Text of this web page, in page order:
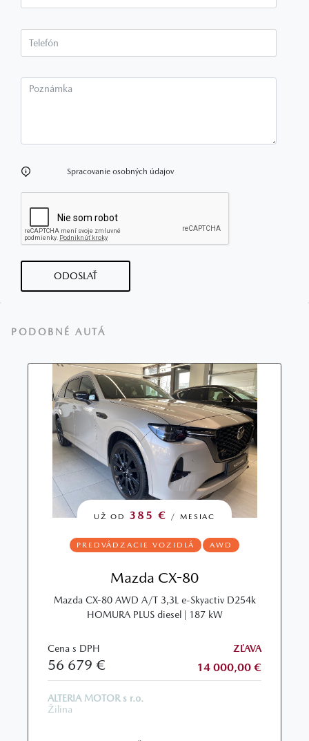
Spracovanie osobných údajov
ODOSLAŤ
PODOBNÉ AUTÁ
UŽ OD 385 € / MESIAC
PREDVÁDZACIE VOZIDLÁ AWD
Mazda CX-80
Mazda CX-80 AWD A/T 3,3L e-Skyactiv D254k
HOMURA PLUS diesel | 187 kW
Cena s DPH
56 679 €
ZĽAVA
14 000,00 €
ALTERIA MOTOR s r.o.
Žilina